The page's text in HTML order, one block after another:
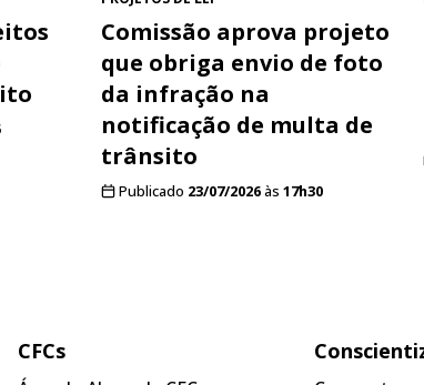
Comissão aprova projeto
que obriga envio de foto
da infração na
notificação de multa de
trânsito
Publicado 23/07/2026às 17h30
CFCs